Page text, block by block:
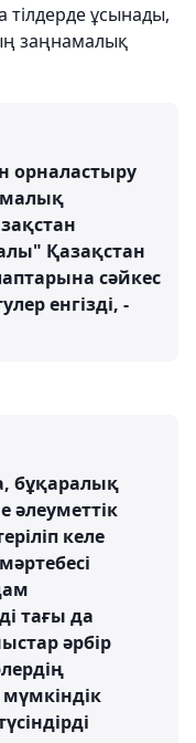
тілдерде ұсынады,
заңнамалық
орналастыру
Қазақстан
сәйкес
енгізді, -
бұқаралық
әлеуметтік
келе
тағы да
әрбір